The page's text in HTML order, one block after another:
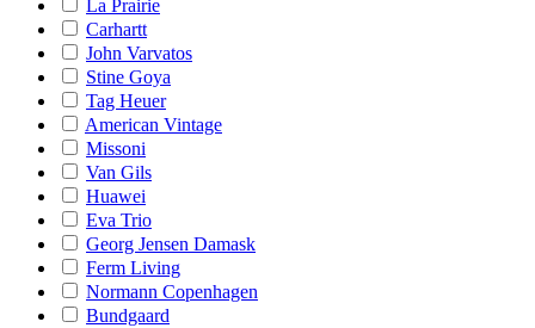
La Prairie
Carhartt
John Varvatos
Stine Goya
Tag Heuer
American Vintage
Missoni
Van Gils
Huawei
Eva Trio
Georg Jensen Damask
Ferm Living
Normann Copenhagen
Bundgaard